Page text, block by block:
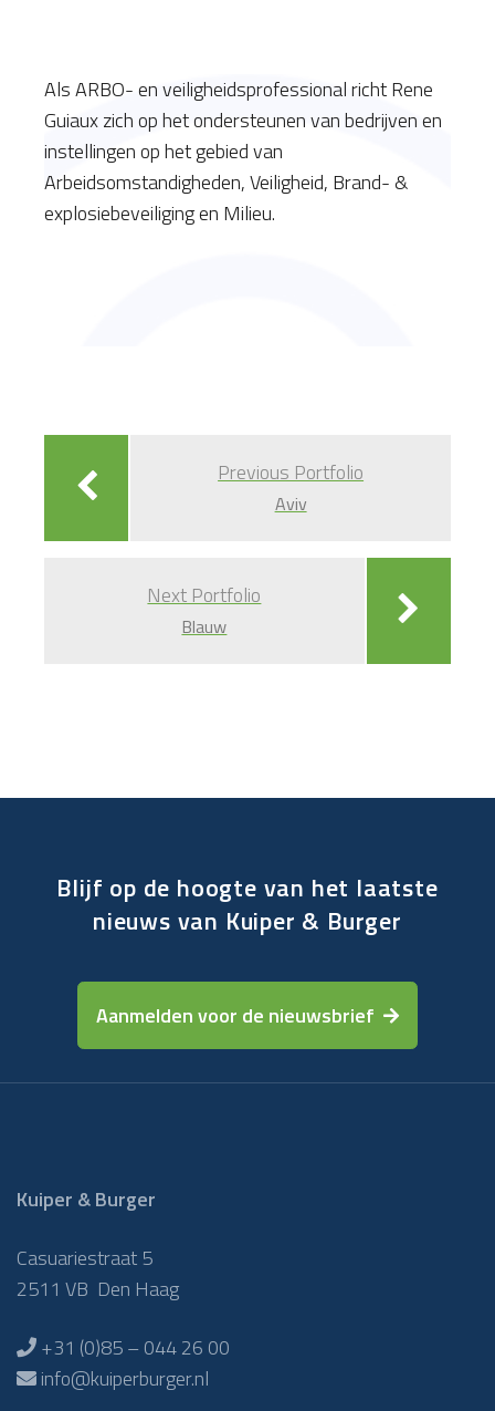
Als ARBO- en veiligheidsprofessional richt Rene
Guiaux zich op het ondersteunen van bedrijven en
instellingen op het gebied van
Arbeidsomstandigheden, Veiligheid, Brand- &
explosiebeveiliging en Milieu.
navigatie
Previous Portfolio
Aviv
Next Portfolio
Blauw
Blijf op de hoogte van het laatste
nieuws van Kuiper & Burger
Aanmelden voor de nieuwsbrief
Kuiper & Burger
Casuariestraat 5
2511 VB Den Haag
+31 (0)85 – 044 26 00
info@kuiperburger.nl